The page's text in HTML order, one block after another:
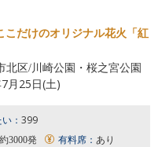
こだけのオリジナル花火「紅
北区/川崎公園・桜之宮公園
月25日(土)
： 399
約3000発 有料席： あり